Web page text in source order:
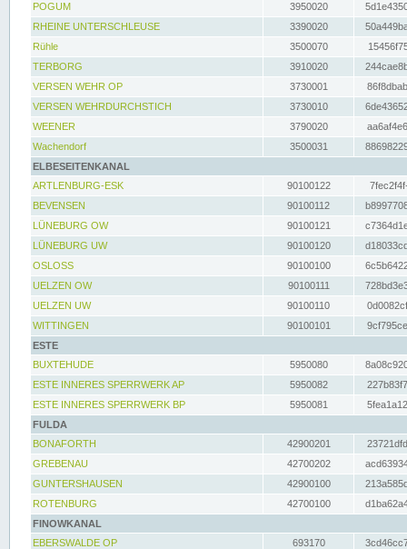
POGUM
3950020
RHEINE UNTERSCHLEUSE
3390020
Rühle
3500070
TERBORG
3910020
VERSEN WEHR OP
3730001
VERSEN WEHRDURCHSTICH
3730010
WEENER
3790020
Wachendorf
3500031
ELBESEITENKANAL
ARTLENBURG-ESK
90100122
BEVENSEN
90100112
LÜNEBURG OW
90100121
LÜNEBURG UW
90100120
OSLOSS
90100100
UELZEN OW
90100111
UELZEN UW
90100110
WITTINGEN
90100101
ESTE
BUXTEHUDE
5950080
ESTE INNERES SPERRWERK AP
5950082
ESTE INNERES SPERRWERK BP
5950081
FULDA
BONAFORTH
42900201
GREBENAU
42700202
GUNTERSHAUSEN
42900100
ROTENBURG
42700100
FINOWKANAL
EBERSWALDE OP
693170